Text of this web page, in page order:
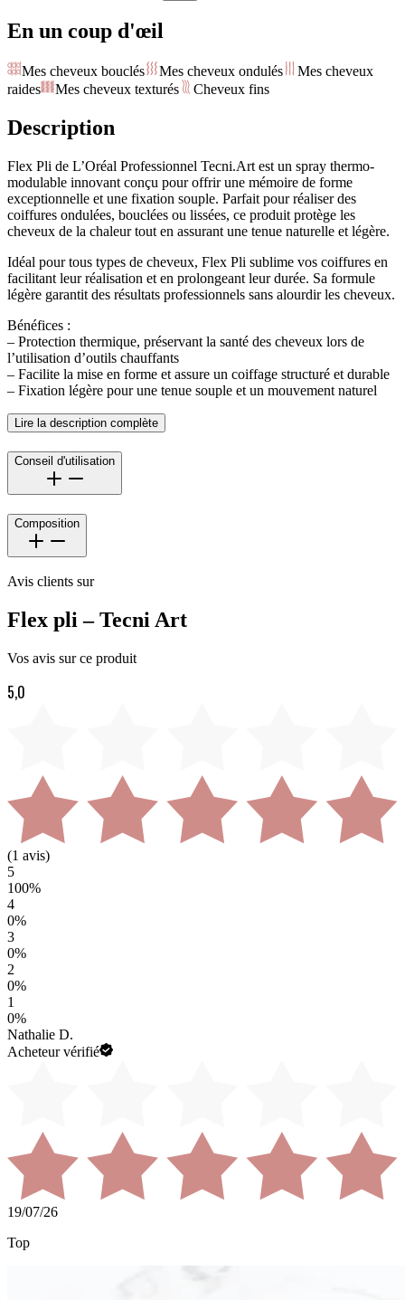
En un coup d'œil
Mes cheveux bouclés Mes cheveux ondulés
Mes cheveux
raides
Mes cheveux texturés Cheveux fins
Description
Flex Pli de L’Oréal Professionnel Tecni.Art est un spray thermo-
modulable innovant conçu pour offrir une mémoire de forme
exceptionnelle et une fixation souple. Parfait pour réaliser des
coiffures ondulées, bouclées ou lissées, ce produit protège les
cheveux de la chaleur tout en assurant une tenue naturelle et légère.
Idéal pour tous types de cheveux, Flex Pli sublime vos coiffures en
facilitant leur réalisation et en prolongeant leur durée. Sa formule
légère garantit des résultats professionnels sans alourdir les cheveux.
Bénéfices :
– Protection thermique, préservant la santé des cheveux lors de
l’utilisation d’outils chauffants
– Facilite la mise en forme et assure un coiffage structuré et durable
– Fixation légère pour une tenue souple et un mouvement naturel
Lire la description complète
Conseil d'utilisation
Composition
Avis clients sur
Flex pli – Tecni Art
Vos avis sur ce produit
5,0
(1 avis)
5
100%
4
0%
3
0%
2
0%
1
0%
Nathalie D.
Acheteur vérifié
19/07/26
Top